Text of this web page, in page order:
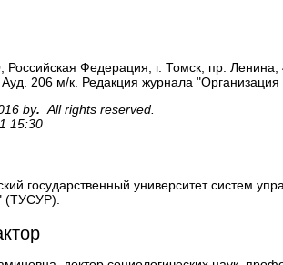
Федерация, г. Томск, пр.
Ауд. 206 м/к. Редакция журнала
by. All rights reserved.
15:30
государственный университет систем
(ТУСУР).